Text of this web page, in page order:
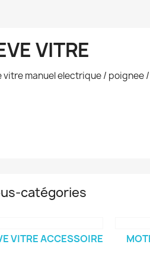
VITRE
vitre manuel electrique / poignee
catégories
VITRE ACCESSOIRE